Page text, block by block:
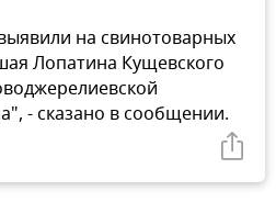
на свинотоварных
Лопатина Кущевского
- сказано в сообщении.